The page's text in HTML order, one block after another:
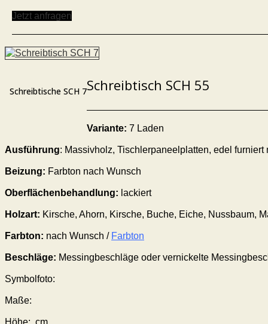
Jetzt anfragen
Schreibtische SCH 7Schreibtisch SCH 55
Variante: 7 Laden
Ausführung: Massivholz, Tischlerpaneelplatten, edel furniert
Beizung: Farbton nach Wunsch
Oberflächenbehandlung: lackiert
Holzart: Kirsche, Ahorn, Kirsche, Buche, Eiche, Nussbaum,
Farbton: nach Wunsch / Farbton
Beschläge: Messingbeschläge oder vernickelte Messing
Symbolfoto:
Maße:
Höhe: cm